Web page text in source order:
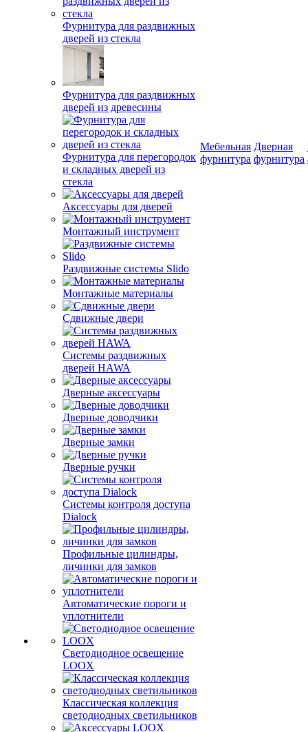
Фурнитура для раздвижных
дверей из стекла
Фурнитура для раздвижных
дверей из древесины
Фурнитура для перегородок
и складных дверей из
стекла
Аксессуары для дверей
Монтажный инструмент
Раздвижные системы Slido
Монтажные материалы
Сдвижные двери
Системы раздвижных
дверей HAWA
Дверные аксессуары
Дверные доводчики
Дверные замки
Дверные ручки
Системы контроля доступа
Dialock
Профильные цилиндры,
личинки для замков
Автоматические пороги и
уплотнители
Светодиодное освещение
LOOX
Классическая коллекция
светодиодных светильников
Мебельная
фурнитура
Дверная
фурнитура